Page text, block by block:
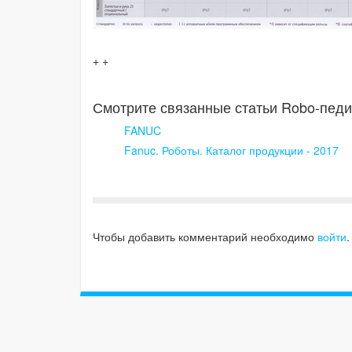
+ +
Смотрите связанные статьи Robo-
FANUC
Fanuc. Роботы. Каталог продукции - 2017
Чтобы добавить комментарий необходимо войти.